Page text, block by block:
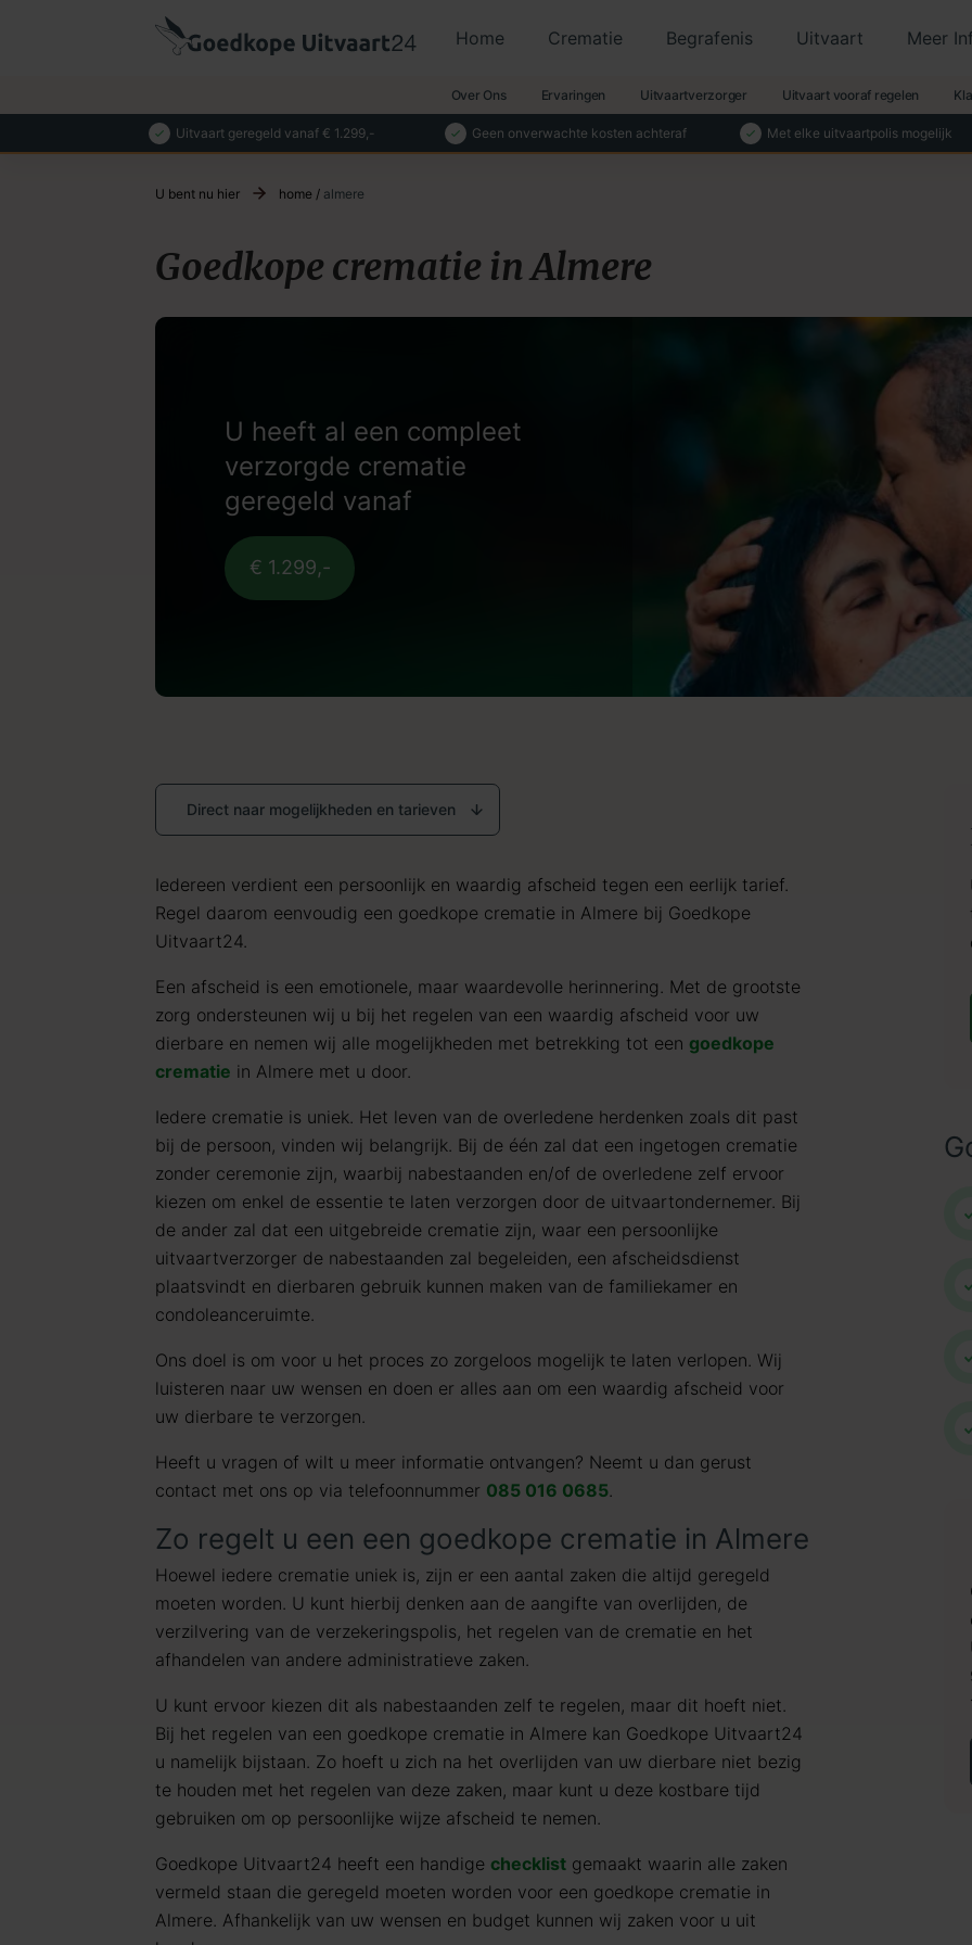
Home Crematie Begrafenis Uitvaart Meer
Over Ons Ervaringen Uitvaartverzorger Uitvaart vooraf regelen
Uitvaart geregeld vanaf € 1.299,- Geen onverwachte kosten achteraf Met elke uitvaartpolis mogelijk
U bent nu hier home / almere
Goedkope crematie in Almere
U heeft al een compleet
verzorgde crematie
geregeld vanaf
€ 1.299,-
Direct naar mogelijkheden en tarieven
Iedereen verdient een persoonlijk en waardig afscheid tegen een eerlijk tarief.
Regel daarom eenvoudig een goedkope crematie in Almere bij Goedkope
Uitvaart24.
Een afscheid is een emotionele, maar waardevolle herinnering. Met de grootste
zorg ondersteunen wij u bij het regelen van een waardig afscheid voor uw
dierbare en nemen wij alle mogelijkheden met betrekking tot een goedkope
crematie in Almere met u door.
Iedere crematie is uniek. Het leven van de overledene herdenken zoals dit past
bij de persoon, vinden wij belangrijk. Bij de één zal dat een ingetogen crematie
zonder ceremonie zijn, waarbij nabestaanden en/of de overledene zelf ervoor
kiezen om enkel de essentie te laten verzorgen door de uitvaartondernemer. Bij
de ander zal dat een uitgebreide crematie zijn, waar een persoonlijke
uitvaartverzorger de nabestaanden zal begeleiden, een afscheidsdienst
plaatsvindt en dierbaren gebruik kunnen maken van de familiekamer en
condoleanceruimte.
Ons doel is om voor u het proces zo zorgeloos mogelijk te laten verlopen. Wij
luisteren naar uw wensen en doen er alles aan om een waardig afscheid voor
uw dierbare te verzorgen.
Heeft u vragen of wilt u meer informatie ontvangen? Neemt u dan gerust
contact met ons op via telefoonnummer 085 016 0685.
Zo regelt u een een goedkope crematie in Almere
Hoewel iedere crematie uniek is, zijn er een aantal zaken die altijd geregeld
moeten worden. U kunt hierbij denken aan de aangifte van overlijden, de
verzilvering van de verzekeringspolis, het regelen van de crematie en het
afhandelen van andere administratieve zaken.
U kunt ervoor kiezen dit als nabestaanden zelf te regelen, maar dit hoeft niet.
Bij het regelen van een goedkope crematie in Almere kan Goedkope Uitvaart24
u namelijk bijstaan. Zo hoeft u zich na het overlijden van uw dierbare niet bezig
te houden met het regelen van deze zaken, maar kunt u deze kostbare tijd
gebruiken om op persoonlijke wijze afscheid te nemen.
Goedkope Uitvaart24 heeft een handige checklist gemaakt waarin alle zaken
vermeld staan die geregeld moeten worden voor een goedkope crematie in
Almere. Afhankelijk van uw wensen en budget kunnen wij zaken voor u uit